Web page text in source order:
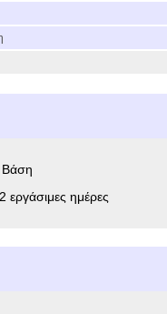
Βάση
ημέρες